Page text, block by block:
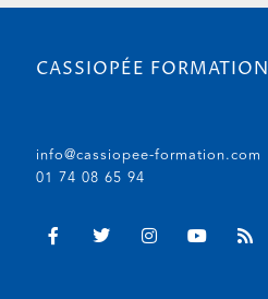
CASSIOPÉE FORMATION
info@cassiopee-formation.com
01 74 08 65 94